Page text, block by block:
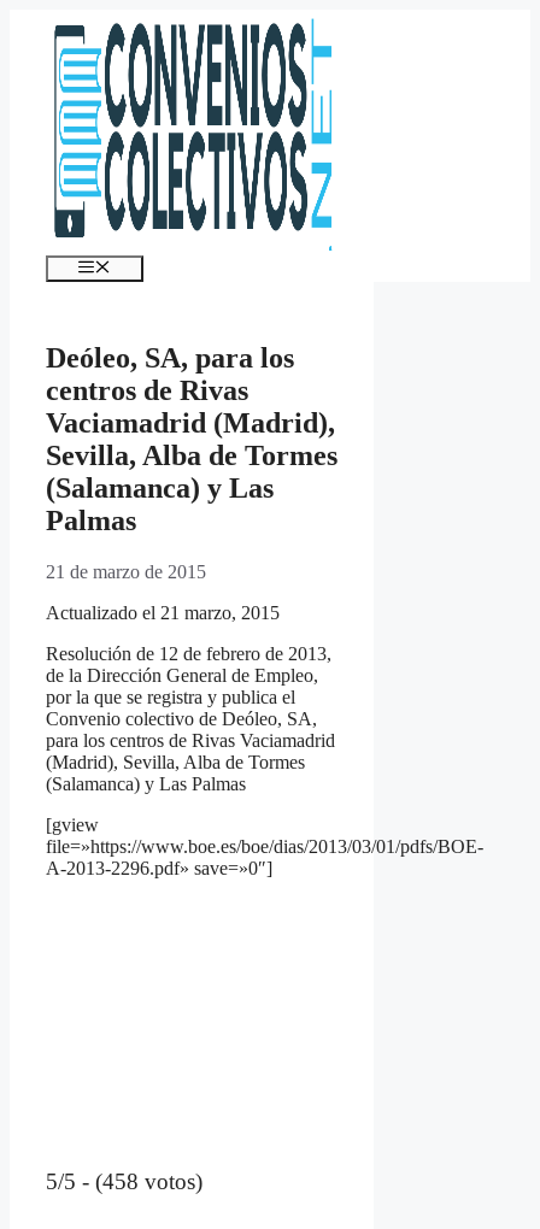
contenido
Menú
Deóleo, SA, para los
centros de Rivas
Vaciamadrid (Madrid),
Sevilla, Alba de Tormes
(Salamanca) y Las
Palmas
21 de marzo de 2015
Actualizado el 21 marzo, 2015
Resolución de 12 de febrero de 2013,
de la Dirección General de Empleo,
por la que se registra y publica el
Convenio colectivo de Deóleo, SA,
para los centros de Rivas Vaciamadrid
(Madrid), Sevilla, Alba de Tormes
(Salamanca) y Las Palmas
[gview
file=»https://www.boe.es/boe/dias/2013/03/01/pdfs/BOE-
A-2013-2296.pdf» save=»0″]
5/5 - (458 votos)